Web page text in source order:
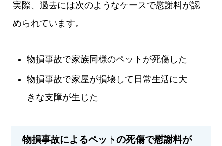
実際、過去には次のようなケースで慰謝料が認
められています。
物損事故で家族同様のペットが死傷した
物損事故で家屋が損壊して日常生活に大
きな支障が生じた
物損事故によるペットの死傷で慰謝料が